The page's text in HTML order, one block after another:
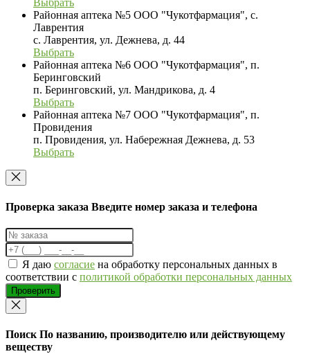
Выбрать
Районная аптека №5 ООО "Чукотфармация", с.
Лаврентия
с. Лаврентия, ул. Дежнева, д. 44
Выбрать
Районная аптека №6 ООО "Чукотфармация", п.
Беринговский
п. Беринговский, ул. Мандрикова, д. 4
Выбрать
Районная аптека №7 ООО "Чукотфармация", п.
Провидения
п. Провидения, ул. Набережная Дежнева, д. 53
Выбрать
Проверка заказа Введите номер заказа и телефона
Я даю согласие на обработку персональных данных в
соответствии с политикой обработки персональных данных
Проверить
Поиск По названию, производителю или действующему
веществу